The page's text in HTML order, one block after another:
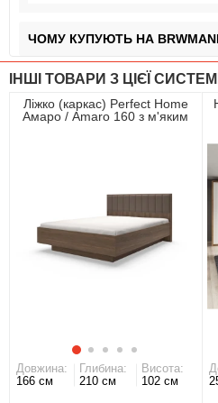
ЧОМУ КУПУЮТЬ НА
МЕБЛІ НА БУДЬ ЯКИЙ СМАК
ДОСТАВКА ЗА 2 ДНІ
СПЛАЧУЙ АВАНС, А РЕШТУ ПРИ
99,9% ЗАДОВОЛЕНИХ КЛІЄНТІВ
ІНШІ ТОВАРИ З ЦІЄЇ
Ліжко (каркас) Perfect Home
Амаро / Amaro 160 з м'яким
Довжина:
166 см
Глибина:
210 см
Висота:
102 см